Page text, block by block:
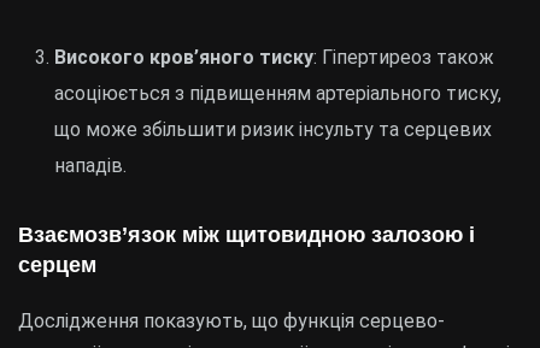
Високого кров’яного тиску: Гіпертиреоз також
асоціюється з підвищенням артеріального тиску,
що може збільшити ризик інсульту та серцевих
нападів.
Взаємозв’язок між щитовидною залозою і
серцем
Дослідження показують, що функція серцево-